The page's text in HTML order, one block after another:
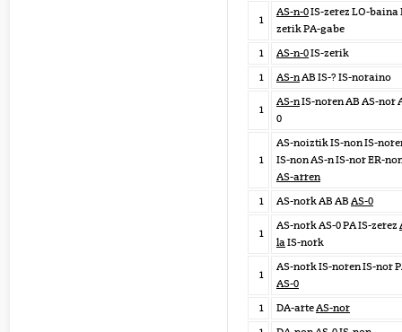
1
AS-n-0IS-zerez LO-baina
zerik PA-gabe
1
AS-n-0IS-zerik
1
AS-nAB IS-? IS-noraino
1
AS-nIS-noren AB AS-nor
0
1
AS-noiztik IS-non IS-
IS-non AS-n IS-nor ER-
AS-arren
1
AS-nork AB AB AS-0
1
AS-nork AS-0 PA IS-zerez
laIS-nork
1
AS-nork IS-noren IS-nor
AS-0
1
DA-arteAS-nor